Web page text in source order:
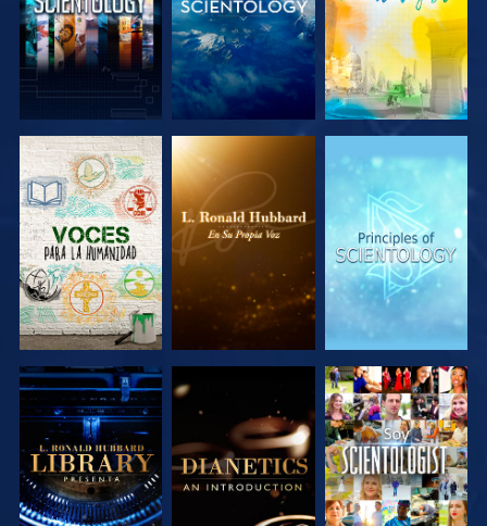
EXPLORA LAS
SERIES
EXPLORA LAS
SERIES
EXPLORA LAS
SERIES
EXPLORA LAS
SERIES
EXPLORA LAS
SERIES
VE